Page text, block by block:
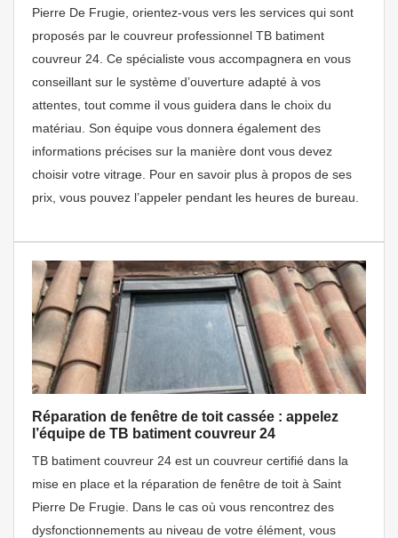
Pierre De Frugie, orientez-vous vers les services qui sont
proposés par le couvreur professionnel TB batiment
couvreur 24. Ce spécialiste vous accompagnera en vous
conseillant sur le système d’ouverture adapté à vos
attentes, tout comme il vous guidera dans le choix du
matériau. Son équipe vous donnera également des
informations précises sur la manière dont vous devez
choisir votre vitrage. Pour en savoir plus à propos de ses
prix, vous pouvez l’appeler pendant les heures de bureau.
Réparation de fenêtre de toit cassée : appelez
l’équipe de TB batiment couvreur 24
TB batiment couvreur 24 est un couvreur certifié dans la
mise en place et la réparation de fenêtre de toit à Saint
Pierre De Frugie. Dans le cas où vous rencontrez des
dysfonctionnements au niveau de votre élément, vous